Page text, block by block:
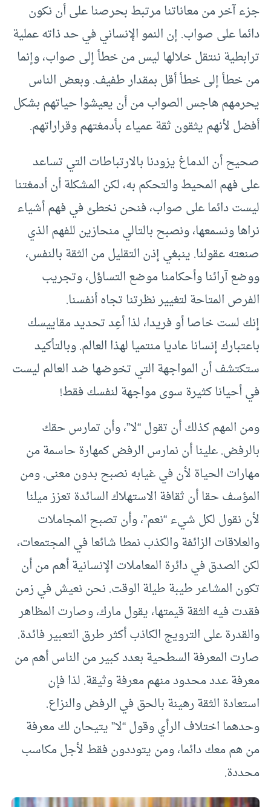
جزء آخر من معاناتنا مرتبط بحرصنا على أن نكون
دائما على صواب. إن النمو الإنساني في حد ذاته عملية
ترابطية ننتقل خلالها ليس من خطأ إلى صواب، وإنما
من خطأ إلى خطأ أقل بمقدار طفيف. وبعض الناس
يحرمهم هاجس الصواب من أن يعيشوا حياتهم بشكل
أفضل لأنهم يثقون ثقة عمياء بأدمغتهم وقراراتهم.
صحيح أن الدماغ يزودنا بالارتباطات التي تساعد
على فهم المحيط والتحكم به، لكن المشكلة أن أدمغتنا
ليست دائما على صواب، فنحن نخطئ في فهم أشياء
نراها ونسمعها، ونصبح بالتالي منحازين للفهم الذي
صنعته عقولنا. ينبغي إذن التقليل من الثقة بالنفس،
ووضع آرائنا وأحكامنا موضع التساؤل، وتجريب
الفرص المتاحة لتغيير نظرتنا تجاه أنفسنا.
إنك لست خاصا أو فريدا، لذا أعِد تحديد مقاييسك
باعتبارك إنسانا عاديا منتميا لهذا العالم. وبالتأكيد
ستكتشف أن المواجهة التي تخوضها ضد العالم ليست
في أحيانا كثيرة سوى مواجهة لنفسك فقط!
ومن المهم كذلك أن تقول “لا”، وأن تمارس حقك
بالرفض. علينا أن نمارس الرفض كمهارة حاسمة من
مهارات الحياة لأن في غيابه نصبح بدون معنى. ومن
المؤسف حقا أن ثقافة الاستهلاك السائدة تعزز ميلنا
لأن نقول لكل شيء “نعم”، وأن تصبح المجاملات
والعلاقات الزائفة والكذب نمطا شائعا في المجتمعات،
لكن الصدق في دائرة المعاملات الإنسانية أهم من أن
تكون المشاعر طيبة طيلة الوقت. نحن نعيش في زمن
فقدت فيه الثقة قيمتها، يقول مارك، وصارت المظاهر
والقدرة على الترويج الكاذب أكثر طرق التعبير فائدة.
صارت المعرفة السطحية بعدد كبير من الناس أهم من
معرفة عدد محدود منهم معرفة وثيقة. لذا فإن
استعادة الثقة رهينة بالحق في الرفض والنزاع.
وحدهما اختلاف الرأي وقول “لا” يتيحان لك معرفة
من هم معك دائما، ومن يتوددون فقط لأجل مكاسب
محددة.